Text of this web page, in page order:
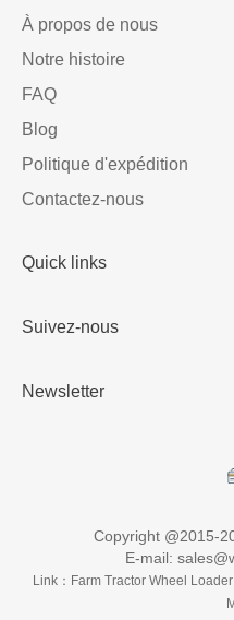
À propos de nous
Notre histoire
FAQ
Blog
Politique d'expédition
Contactez-nous
Quick links
Mon compte
Comment commander
Suivez-nous
Newsletter
détails sur la disponibilité
Copyright @2015-
E-mail:
Link： Farm Tractor Wheel Loader